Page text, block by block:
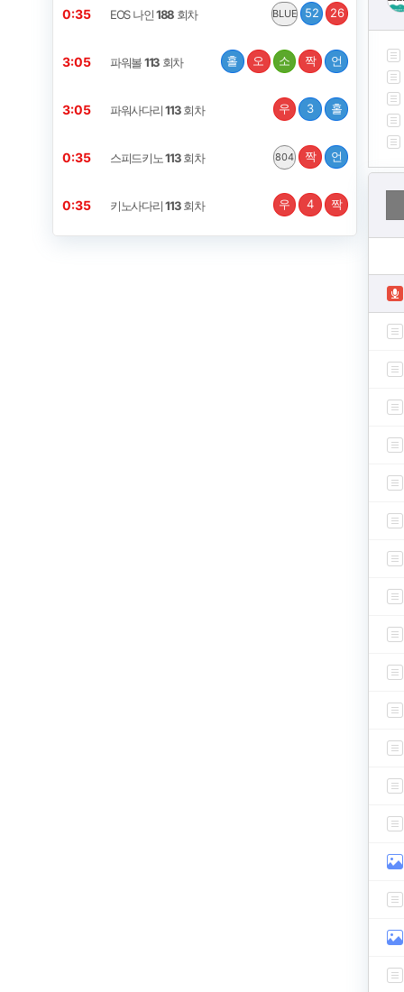
0:34 EOS 나인188 회차 BLUE 52 26
3:04 파워볼113회차 홀 오 소 짝 언
3:04 파워사다리113회차 우 3 홀
0:34 스피드키노113회차 804 짝 언
0:34 키노사다리113회차 우 4 짝